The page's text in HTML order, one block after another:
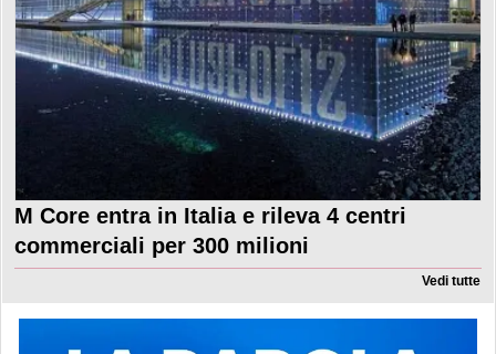
M Core entra in Italia e rileva 4 centri
commerciali per 300 milioni
Vedi tutte